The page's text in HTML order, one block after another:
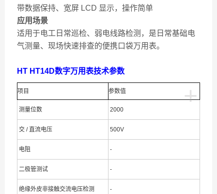
带数据保持、宽屏 LCD 显示，操作简单
应用场景
适用于电工日常巡检、弱电线路检测，是日常基础电
气测量、现场快速排查的便携口袋万用表。
HT HT14D数字万用表技术参数
+
项目 参数值
测量位数 2000
交 / 直流电压 500V
电阻 -
二极管测试 -
绝缘外皮非接触交流电压检测 -